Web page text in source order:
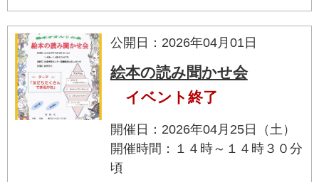
公開日：2026年04月01日
絵本の読み聞かせ会
イベント終了
開催日：2026年04月25日（土）
開催時間：１４時～１４時３０分
頃